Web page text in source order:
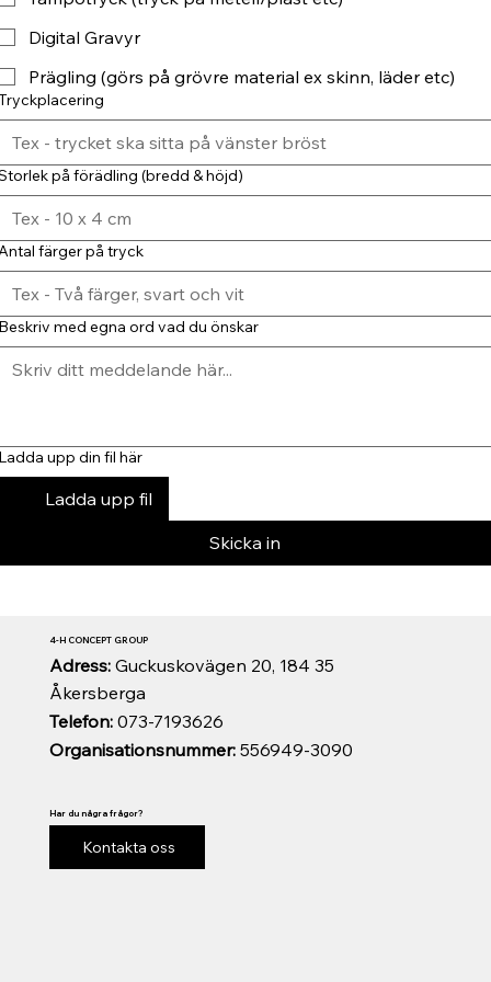
Digital Gravyr
Prägling (görs på grövre material ex skinn, läder etc)
på förädling (bredd & höjd)
färger på tryck
med egna ord vad du önskar
upp din fil här
Ladda upp fil
Skicka in
Organisationsnummer:556949-3090
Telefon:073-7193626
Adress: Guckuskovägen 20, 184 35
Åkersberga
4-H CONCEPT GROUP
Har du några frågor?
Kontakta oss